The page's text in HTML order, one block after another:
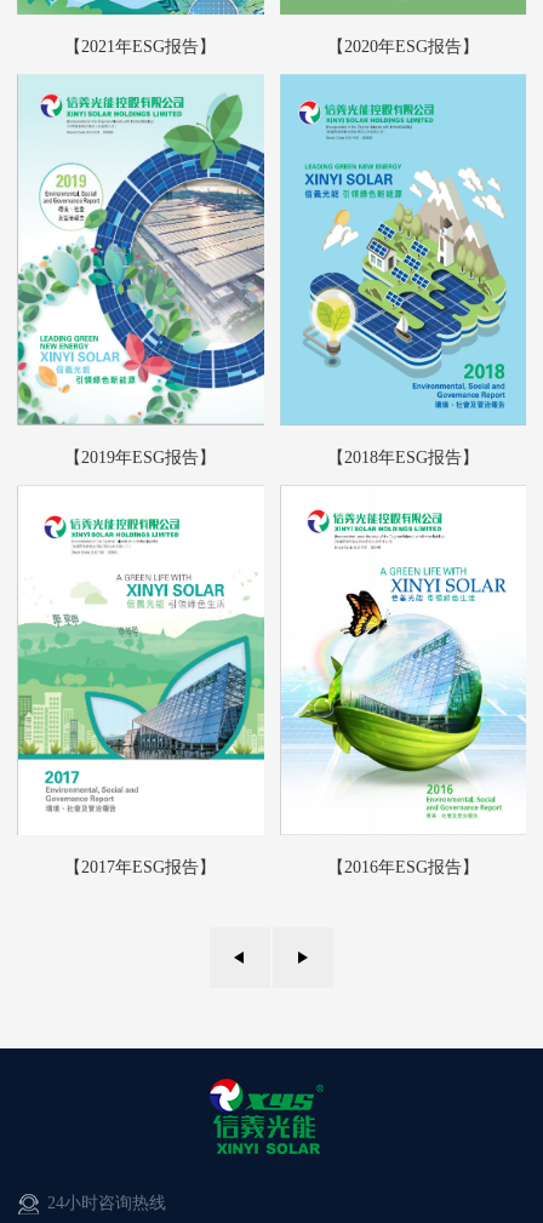
【2021年ESG报告】 【2020年ESG报告】
【2019年ESG报告】 【2018年ESG报告】
【2017年ESG报告】 【2016年ESG报告】
24小时咨询热线